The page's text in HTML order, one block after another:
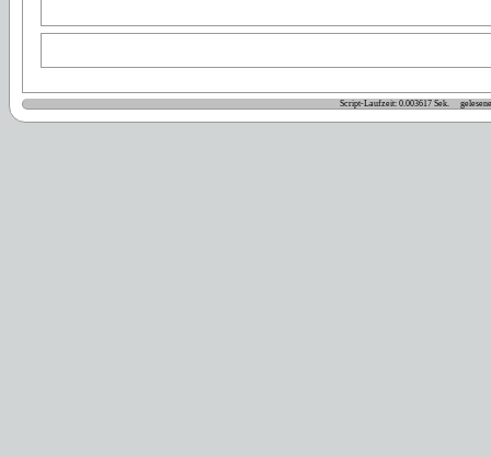
Script-Laufzeit: 0.003617 Sek.